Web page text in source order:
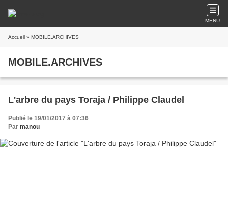
MENU
Accueil » MOBILE.ARCHIVES
MOBILE.ARCHIVES
L'arbre du pays Toraja / Philippe Claudel
Publié le 19/01/2017 à 07:36
Par manou